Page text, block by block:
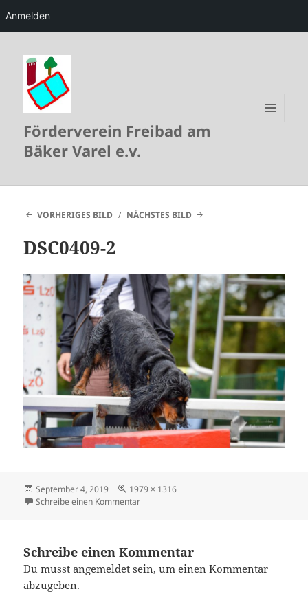
Anmelden
Förderverein Freibad am
Bäker Varel e.v.
VORHERIGES BILD NÄCHSTES BILD
DSC0409-2
Veröffentlicht
am
September 4, 2019 Originalgröße
1979 × 1316
Schreibe einen Kommentarzu DSC0409-2
Schreibe einen Kommentar
Du musstangemeldet sein, um einen Kommentar
abzugeben.